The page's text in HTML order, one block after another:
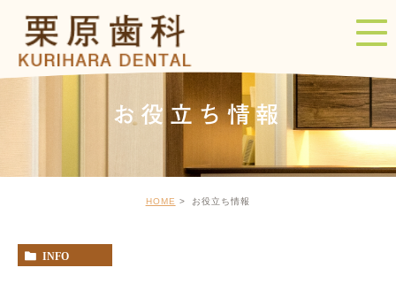
お役立ち情報
HOME お役立ち情報
INFO